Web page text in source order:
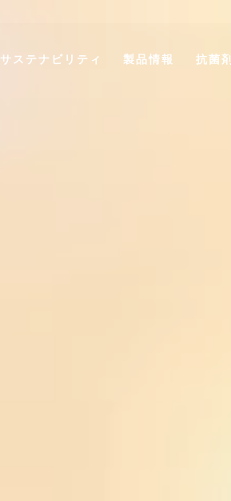
サステナビリティ 製品情報 抗菌